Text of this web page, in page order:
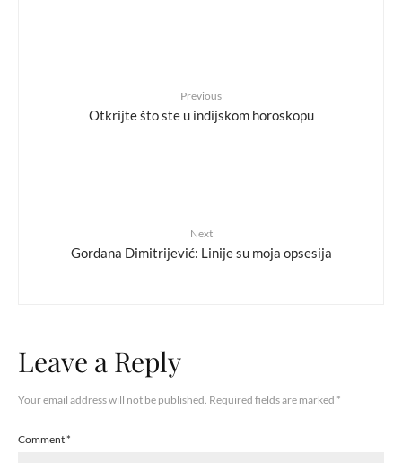
Previous
Otkrijte što ste u indijskom horoskopu
Next
Gordana Dimitrijević: Linije su moja opsesija
Leave a Reply
Your email address will not be published. Required fields are marked *
Comment*